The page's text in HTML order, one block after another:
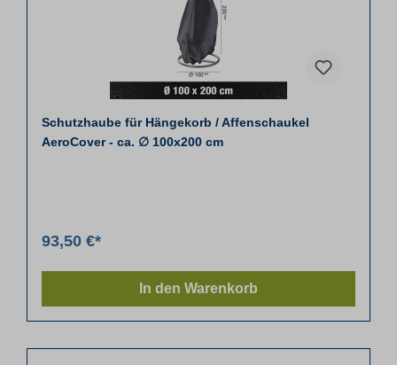
Schutzhaube für Hängekorb / Affenschaukel
AeroCover - ca. ∅ 100x200 cm
93,50 €*
In den Warenkorb